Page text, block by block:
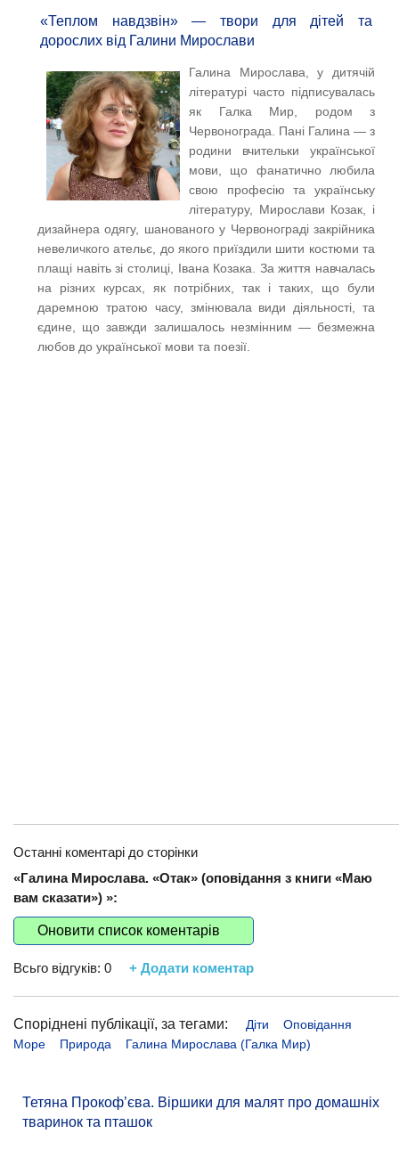
«Теплом навдзвін» — твори для дітей та
дорослих від Галини Мирослави
Галина Мирослава, у дитячій
літературі часто підписувалась
як Галка Мир, родом з
Червонограда. Пані Галина — з
родини вчительки української
мови, що фанатично любила
свою професію та українську
літературу, Мирослави Козак, і
дизайнера одягу, шанованого у Червонограді закрійника
невеличкого ательє, до якого приїздили шити костюми та
плащі навіть зі столиці, Івана Козака. За життя навчалась
на різних курсах, як потрібних, так і таких, що були
даремною тратою часу, змінювала види діяльності, та
єдине, що завжди залишалось незмінним — безмежна
любов до української мови та поезії.
Останні коментарі до сторінки
«Галина Мирослава. «Отак» (оповідання з книги «Маю
вам сказати») »:
Оновити список коментарів
Всьго відгуків: 0 + Додати коментар
Споріднені публікації, за тегами: Діти
Оповідання
Море
Природа Галина Мирослава (Галка Мир)
Тетяна Прокоф’єва. Віршики для малят про домашніх
тваринок та пташок